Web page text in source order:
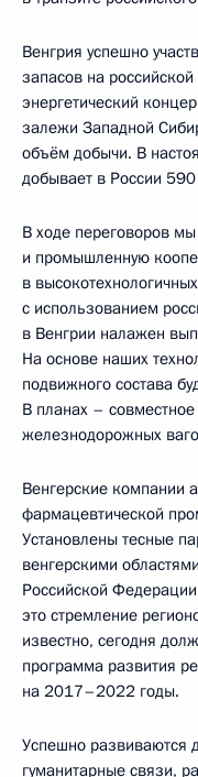
Венгрия успешно
запасов на
энергетический
залежи Западной
объём добычи. В
добывает в России
В ходе переговоров мы
и промышленную
в
с использованием
в Венгрии налажен
На основе наших
подвижного состава
В планах –
железнодорожных
Венгерские компании
фармацевтической
Установлены тесные
венгерскими
Российской
это стремление
известно, сегодня
программа развития
на 2017–2022 годы.
Успешно развиваются
гуманитарные связи,